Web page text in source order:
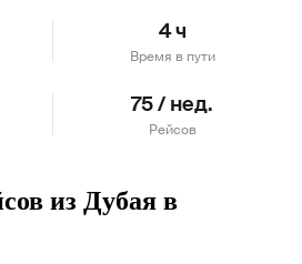
4 ч
Время в пути
75 / нед.
Рейсов
из Дубая в